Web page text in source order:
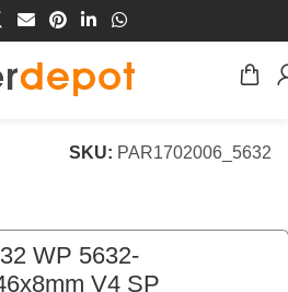
Vloeren
SKU: PAR1702006_5632
WP 5632-
V4 SP